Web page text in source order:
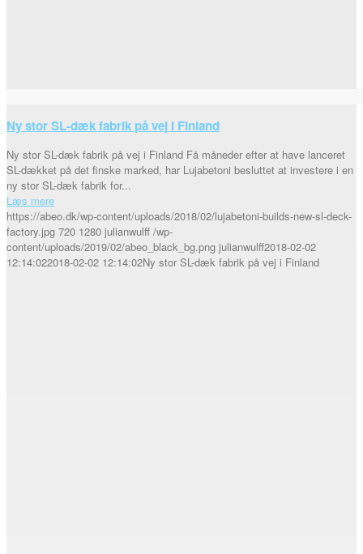
Ny stor SL-dæk fabrik på vej i Finland
Ny stor SL-dæk fabrik på vej i Finland Få måneder efter at have lanceret
SL-dækket på det finske marked, har Lujabetoni besluttet at investere i en
ny stor SL-dæk fabrik for...
Læs mere
https://abeo.dk/wp-content/uploads/2018/02/lujabetoni-builds-new-sl-deck-
factory.jpg 720 1280 julianwulff /wp-
content/uploads/2019/02/abeo_black_bg.png julianwulff2018-02-02
12:14:022018-02-02 12:14:02Ny stor SL-dæk fabrik på vej i Finland